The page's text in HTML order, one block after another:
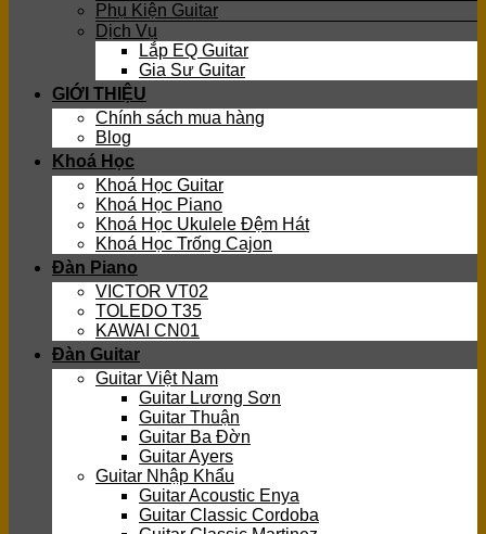
Phụ Kiện Guitar
Dịch Vụ
Lắp EQ Guitar
Gia Sư Guitar
GIỚI THIỆU
Chính sách mua hàng
Blog
Khoá Học
Khoá Học Guitar
Khoá Học Piano
Khoá Học Ukulele Đệm Hát
Khoá Học Trống Cajon
Đàn Piano
VICTOR VT02
TOLEDO T35
KAWAI CN01
Đàn Guitar
Guitar Việt Nam
Guitar Lương Sơn
Guitar Thuận
Guitar Ba Đờn
Guitar Ayers
Guitar Nhập Khẩu
Guitar Acoustic Enya
Guitar Classic Cordoba